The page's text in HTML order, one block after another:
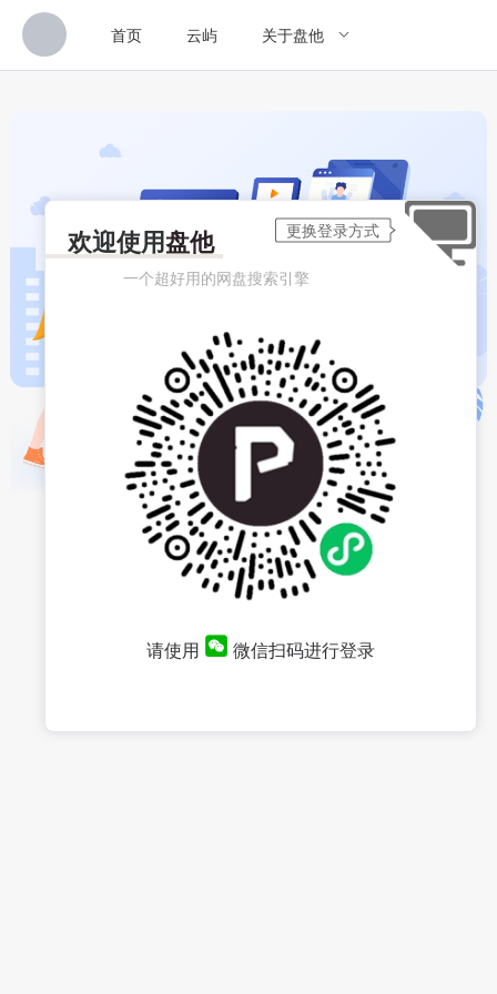
首页 云屿 关于盘他
欢迎使用盘他
一个超好用的网盘搜索引擎
请使用 微信扫码进行登录